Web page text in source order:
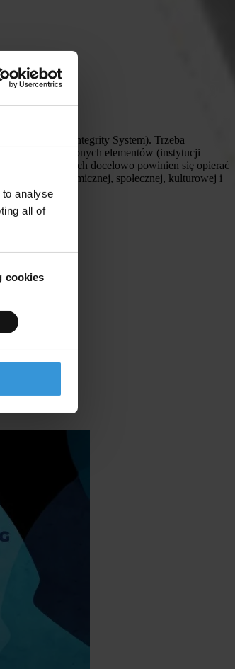
analyse
all of
cookies
(National Integrity System). Trzeba
połączonych elementów (instytucji
filarów, na których docelowo powinien się opierać
natury ekonomicznej, społecznej, kulturowej i